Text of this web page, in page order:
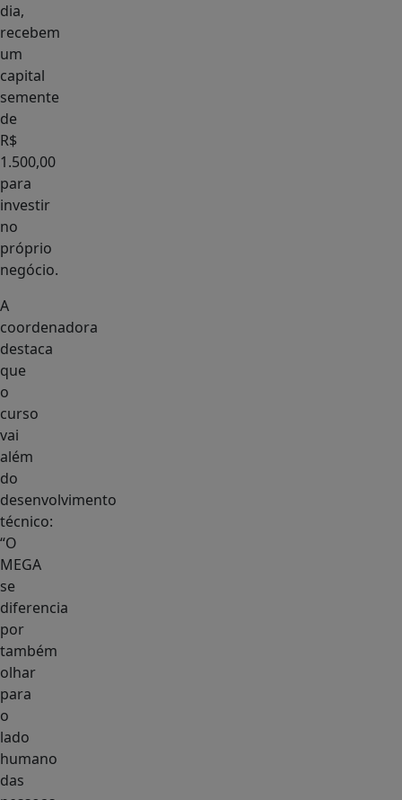
dia,
recebem
um
capital
semente
de
R$
1.500,00
para
investir
no
próprio
negócio.
A
coordenadora
destaca
que
o
curso
vai
além
do
desenvolvimento
técnico:
“O
MEGA
se
diferencia
por
também
olhar
para
o
lado
humano
das